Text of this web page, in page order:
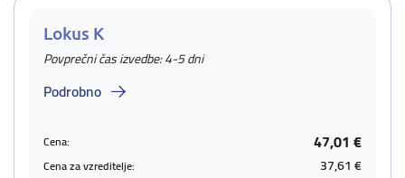
Lokus K
Povprečni čas izvedbe: 4-5 dni
Podrobno
Cena: 47,01 €
Cena za vzreditelje: 37,61 €